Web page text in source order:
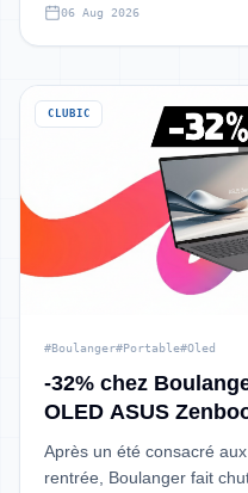
06 Aug 2026
CLUBIC
#Boulanger#Portable#Oled
-32% chez
OLED ASUS
750€
Après un été consacré
rentrée, Boulanger fait